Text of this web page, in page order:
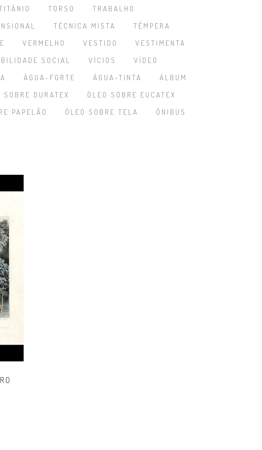
TORSO
TRABALHO
TÉCNICA MISTA
TÊMPERA
VERMELHO VESTIDO
VESTIMENTA
SOCIAL VÍCIOS
VÍDEO
ÁGUA-FORTE ÁGUA-TINTA
ÁLBUM
SOBRE DURATEX
ÓLEO SOBRE EUCATEX
PAPELÃO ÓLEO SOBRE TELA ÔNIBUS